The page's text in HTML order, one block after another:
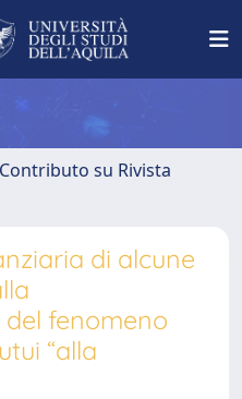
su Rivista
di alcune
fenomeno
“alla